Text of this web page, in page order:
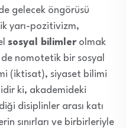
gelecek öngörüsü
yarı-pozitivizm,
sosyal bilimlerolmak
nomotetik bir sosyal
(iktisat), siyaset bilimi
ki, akademideki
disiplinler arası katı
sınırları ve birbirleriyle